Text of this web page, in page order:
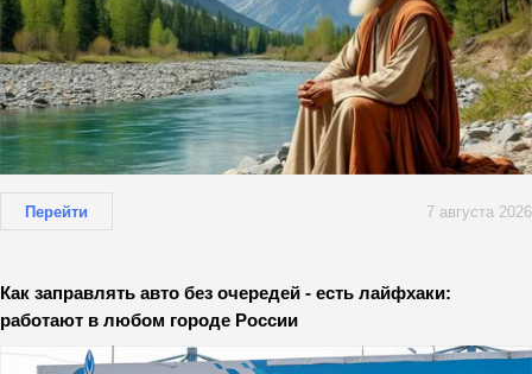
Перейти 7 августа 2026
Как заправлять авто без очередей - есть лайфхаки:
работают в любом городе России